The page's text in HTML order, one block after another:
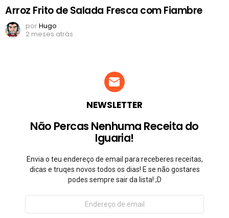
Arroz Frito de Salada Fresca com Fiambre
porHugo
2 meses atrás
NEWSLETTER
Não Percas Nenhuma Receita do
Iguaria!
Envia o teu endereço de email para receberes receitas,
dicas e truqes novos todos os dias! E se não gostares
podes sempre sair da lista! ;D
Endereço
email